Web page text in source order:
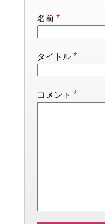
名前 *
タイトル *
コメント *